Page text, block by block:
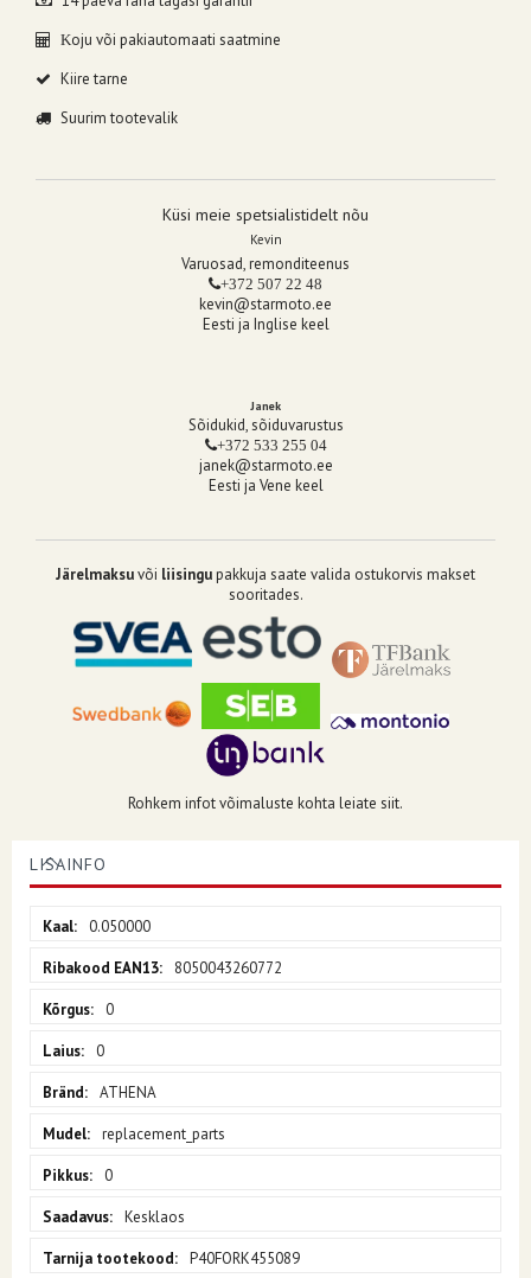
Koju või pakiautomaati saatmine
Kiire tarne
Suurim tootevalik
Küsi meie spetsialistidelt nõu
Kevin
Varuosad, remonditeenus
+372 507 22 48
kevin@starmoto.ee
Eesti ja Inglise keel
Janek
Sõidukid, sõiduvarustus
+372 533 255 04
janek@starmoto.ee
Eesti ja Vene keel
Järelmaksuvõi liisingupakkuja saate valida ostukorvis makset
sooritades.
Rohkem infot võimaluste kohta leiate siit.
LISAINFO
0.050000
8050043260772
0
0
ATHENA
replacement_parts
0
Kesklaos
P40FORK455089